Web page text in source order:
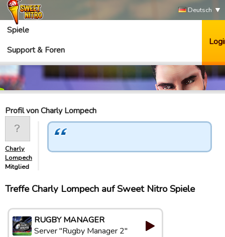
Deutsch
Spiele
Support & Foren
Profil von Charly Lompech
Charly
Lompech
Mitglied
Treffe Charly Lompech auf Sweet Nitro Spiele
RUGBY MANAGER
Server "Rugby Manager 2"